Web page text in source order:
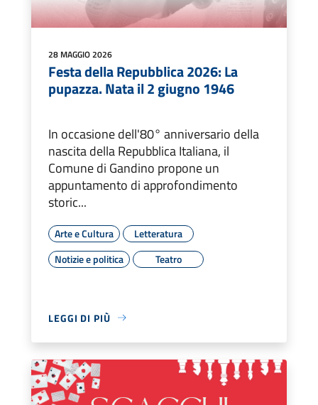
28 MAGGIO 2026
Festa della Repubblica 2026: La
pupazza. Nata il 2 giugno 1946
In occasione dell'80° anniversario della
nascita della Repubblica Italiana, il
Comune di Gandino propone un
appuntamento di approfondimento
storic...
Arte e Cultura
Letteratura
Notizie e politica
Teatro
LEGGI DI PIÙ